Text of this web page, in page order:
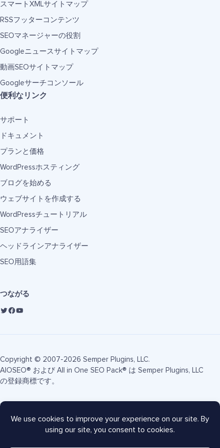
スマートXMLサイトマップ
RSSフッターコンテンツ
SEOマネージャーの役割
Googleニュースサイトマップ
動画SEOサイトマップ
Googleサーチコンソール
便利なリンク
サポート
ドキュメント
プランと価格
WordPressホスティング
ブログを始める
ウェブサイトを作成する
WordPressチュートリアル
SEOアナライザー
ヘッドラインアナライザー
SEO用語集
つながる
Copyright © 2007-2026 Semper Plugins, LLC.
AIOSEO® および All in One SEO Pack® は Semper Plugins, LLC
の登録商標です。
利用規約
AIOSEOクーポン